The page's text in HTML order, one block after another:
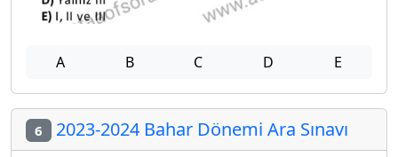
A B C D E
6 2023-2024 Bahar Dönemi Ara Sınavı